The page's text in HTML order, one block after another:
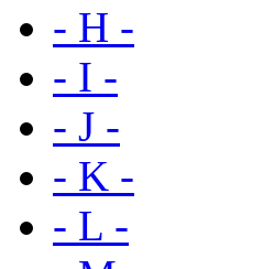
- H -
- I -
- J -
- K -
- L -